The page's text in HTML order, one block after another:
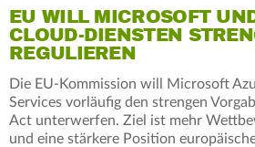
EU WILL MICROSOFT
CLOUD-DIENSTEN
REGULIEREN
Die EU-Kommission will Microsoft
Services vorläufig den strengen
Act unterwerfen. Ziel ist mehr
und eine stärkere Position